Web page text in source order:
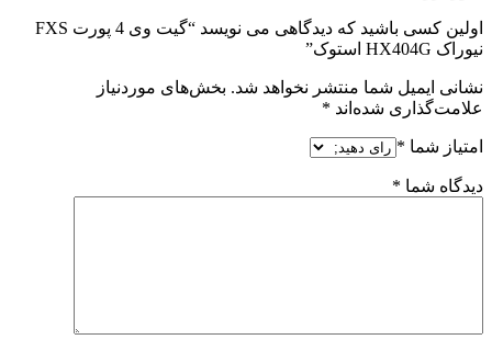
اولین کسی باشید که دیدگاهی می نویسد “گیت وی 4 پورت FXS
نیوراک HX404G استوک”
نشانی ایمیل شما منتشر نخواهد شد. بخش‌های موردنیاز
علامت‌گذاری شده‌اند *
امتیاز شما *
دیدگاه شما *